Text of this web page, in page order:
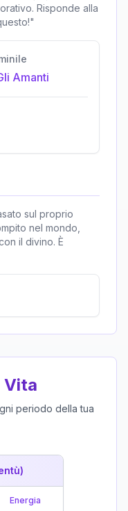
Risponde alla
Amanti
sul proprio
nel mondo,
il divino. È
Vita
periodo della tua
Energia